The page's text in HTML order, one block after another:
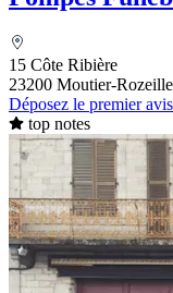
15 Côte Ribière
23200 Moutier-Rozeille
Déposez le premier
top notes